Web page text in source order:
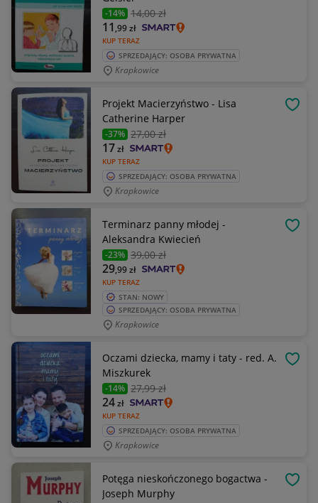
-14% 14,00 zł
KUP TERAZ
11 ,99zł
SPRZEDAJĄCY: OSOBA PRYWATNA
Krapkowice
Projekt Macierzyństwo - Lisa
Catherine Harper
-37% 27,00 zł
KUP TERAZ
17zł
SPRZEDAJĄCY: OSOBA PRYWATNA
Krapkowice
Terminarz panny młodej -
Aleksandra Kwiecień
-23% 39,00 zł
KUP TERAZ
29,99zł
STAN: NOWY
SPRZEDAJĄCY: OSOBA PRYWATNA
Krapkowice
Oczami dziecka, mamy i taty - red. A.
Miszkurek
-14% 27,99 zł
KUP TERAZ
24zł
SPRZEDAJĄCY: OSOBA PRYWATNA
Krapkowice
Potęga nieskończonego bogactwa -
Joseph Murphy